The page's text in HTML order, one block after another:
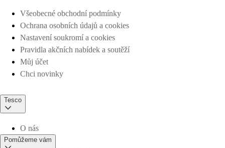
Všeobecné obchodní podmínky
Ochrana osobních údajů a cookies
Nastavení soukromí a cookies
Pravidla akčních nabídek a soutěží
Můj účet
Chci novinky
Tesco
O nás
Pomůžeme vám